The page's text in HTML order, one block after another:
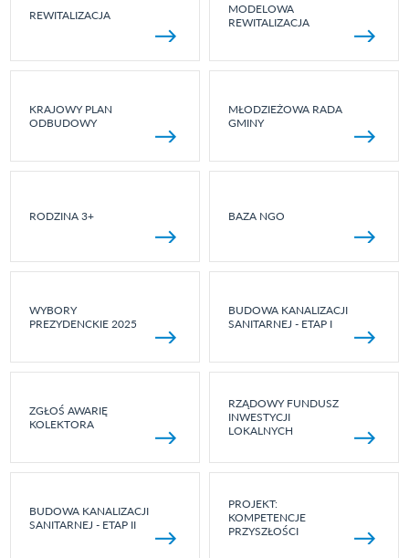
REWITALIZACJA
MODELOWA
REWITALIZACJA
KRAJOWY PLAN
ODBUDOWY
MŁODZIEŻOWA RADA
GMINY
RODZINA 3+ BAZA NGO
WYBORY
PREZYDENCKIE 2025
BUDOWA KANALIZACJI
SANITARNEJ - ETAP I
ZGŁOŚ AWARIĘ
KOLEKTORA
RZĄDOWY FUNDUSZ
INWESTYCJI
LOKALNYCH
BUDOWA KANALIZACJI
SANITARNEJ - ETAP II
PROJEKT:
KOMPETENCJE
PRZYSZŁOŚCI